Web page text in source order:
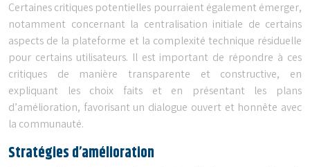
Certaines critiques potentielles pourraient également émerger,
notamment concernant la centralisation initiale de certains
aspects de la plateforme et la complexité technique résiduelle
pour certains utilisateurs. Il est important de répondre à ces
critiques de manière transparente et constructive, en
expliquant les choix faits et en présentant les plans
d’amélioration, favorisant un dialogue ouvert et honnête avec
la communauté.
Stratégies d’amélioration